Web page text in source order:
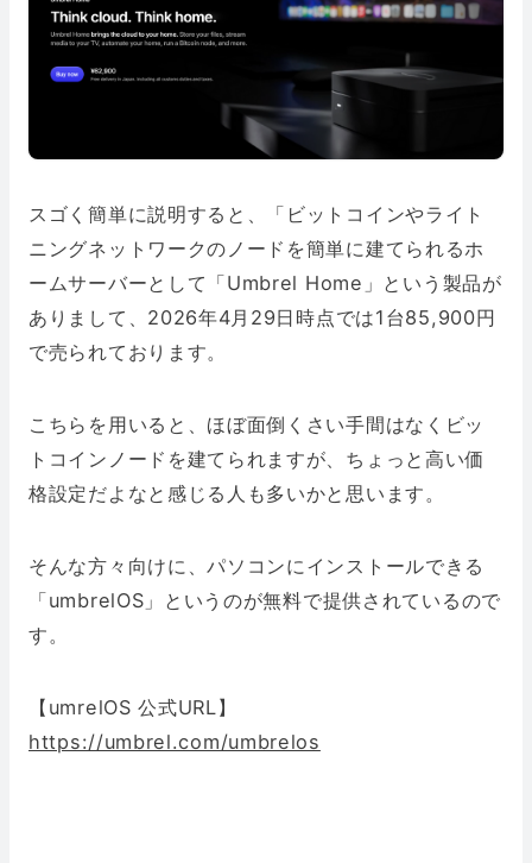
スゴく簡単に説明すると、「ビットコインやライト
ニングネットワークのノードを簡単に建てられるホ
ームサーバーとして「Umbrel Home」という製品が
ありまして、2026年4月29日時点では1台85,900円
で売られております。
こちらを用いると、ほぼ面倒くさい手間はなくビッ
トコインノードを建てられますが、ちょっと高い価
格設定だよなと感じる人も多いかと思います。
そんな方々向けに、パソコンにインストールできる
「umbrelOS」というのが無料で提供されているので
す。
【umrelOS 公式URL】
https://umbrel.com/umbrelos